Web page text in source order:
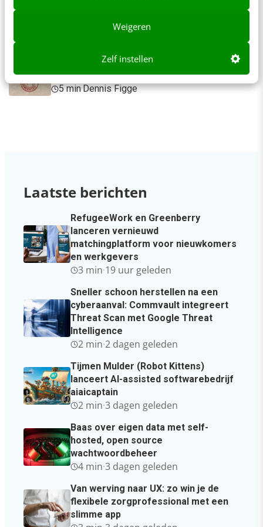
Weigeren
Zelf instellen
Sicco Dijkman
AI-labels: wanneer zijn ze verplicht,
verstandig of overbodig?
5 min·Dennis Figge
Laatste berichten
RefugeeWork en Greenberry
lanceren vernieuwd
matchingplatform voor nieuwkomers
en werkgevers
3 min·19 uur geleden
Sneller schoon herstellen na een
cyberaanval: Commvault integreert
Threat Scan met Google Threat
Intelligence
2 min·2 dagen geleden
Tijmen Mulder (Robot Kittens)
lanceert AI-assisted softwarebedrijf
aiaicaptain
2 min·3 dagen geleden
Baas over eigen data met self-
hosted, open source
wachtwoordbeheer
4 min·3 dagen geleden
Van werving naar UX: zo win je de
flexibele zorgprofessional met een
slimme app